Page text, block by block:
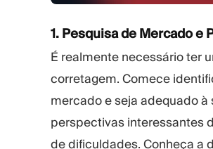
1. Pesquisa de Mercado e
É realmente necessário ter
corretagem. Comece
mercado e seja adequado
perspectivas interessantes
de dificuldades. Conheça a